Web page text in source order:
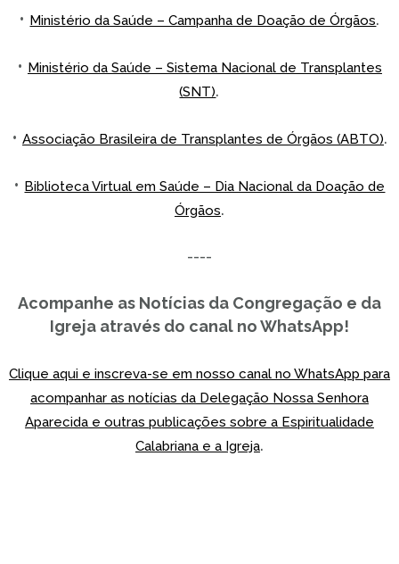
• Ministério da Saúde – Campanha de Doação de Órgãos.
• Ministério da Saúde – Sistema Nacional de Transplantes
(SNT).
• Associação Brasileira de Transplantes de Órgãos (ABTO).
• Biblioteca Virtual em Saúde – Dia Nacional da Doação de
Órgãos.
----
Acompanhe as Notícias da Congregação e da
Igreja através do canal no WhatsApp!
Clique aqui e inscreva-se em nosso canal no WhatsApp para
acompanhar as notícias da Delegação Nossa Senhora
Aparecida e outras publicações sobre a Espiritualidade
Calabriana e a Igreja.